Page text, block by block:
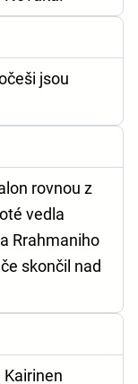
jsou
rovnou z
vedla
Rrahmaniho
skončil nad
Kairinen